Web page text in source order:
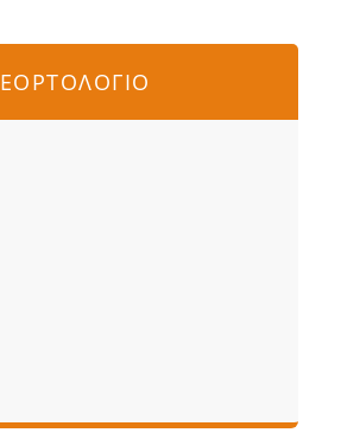
ΕΟΡΤΟΛΟΓΙΟ